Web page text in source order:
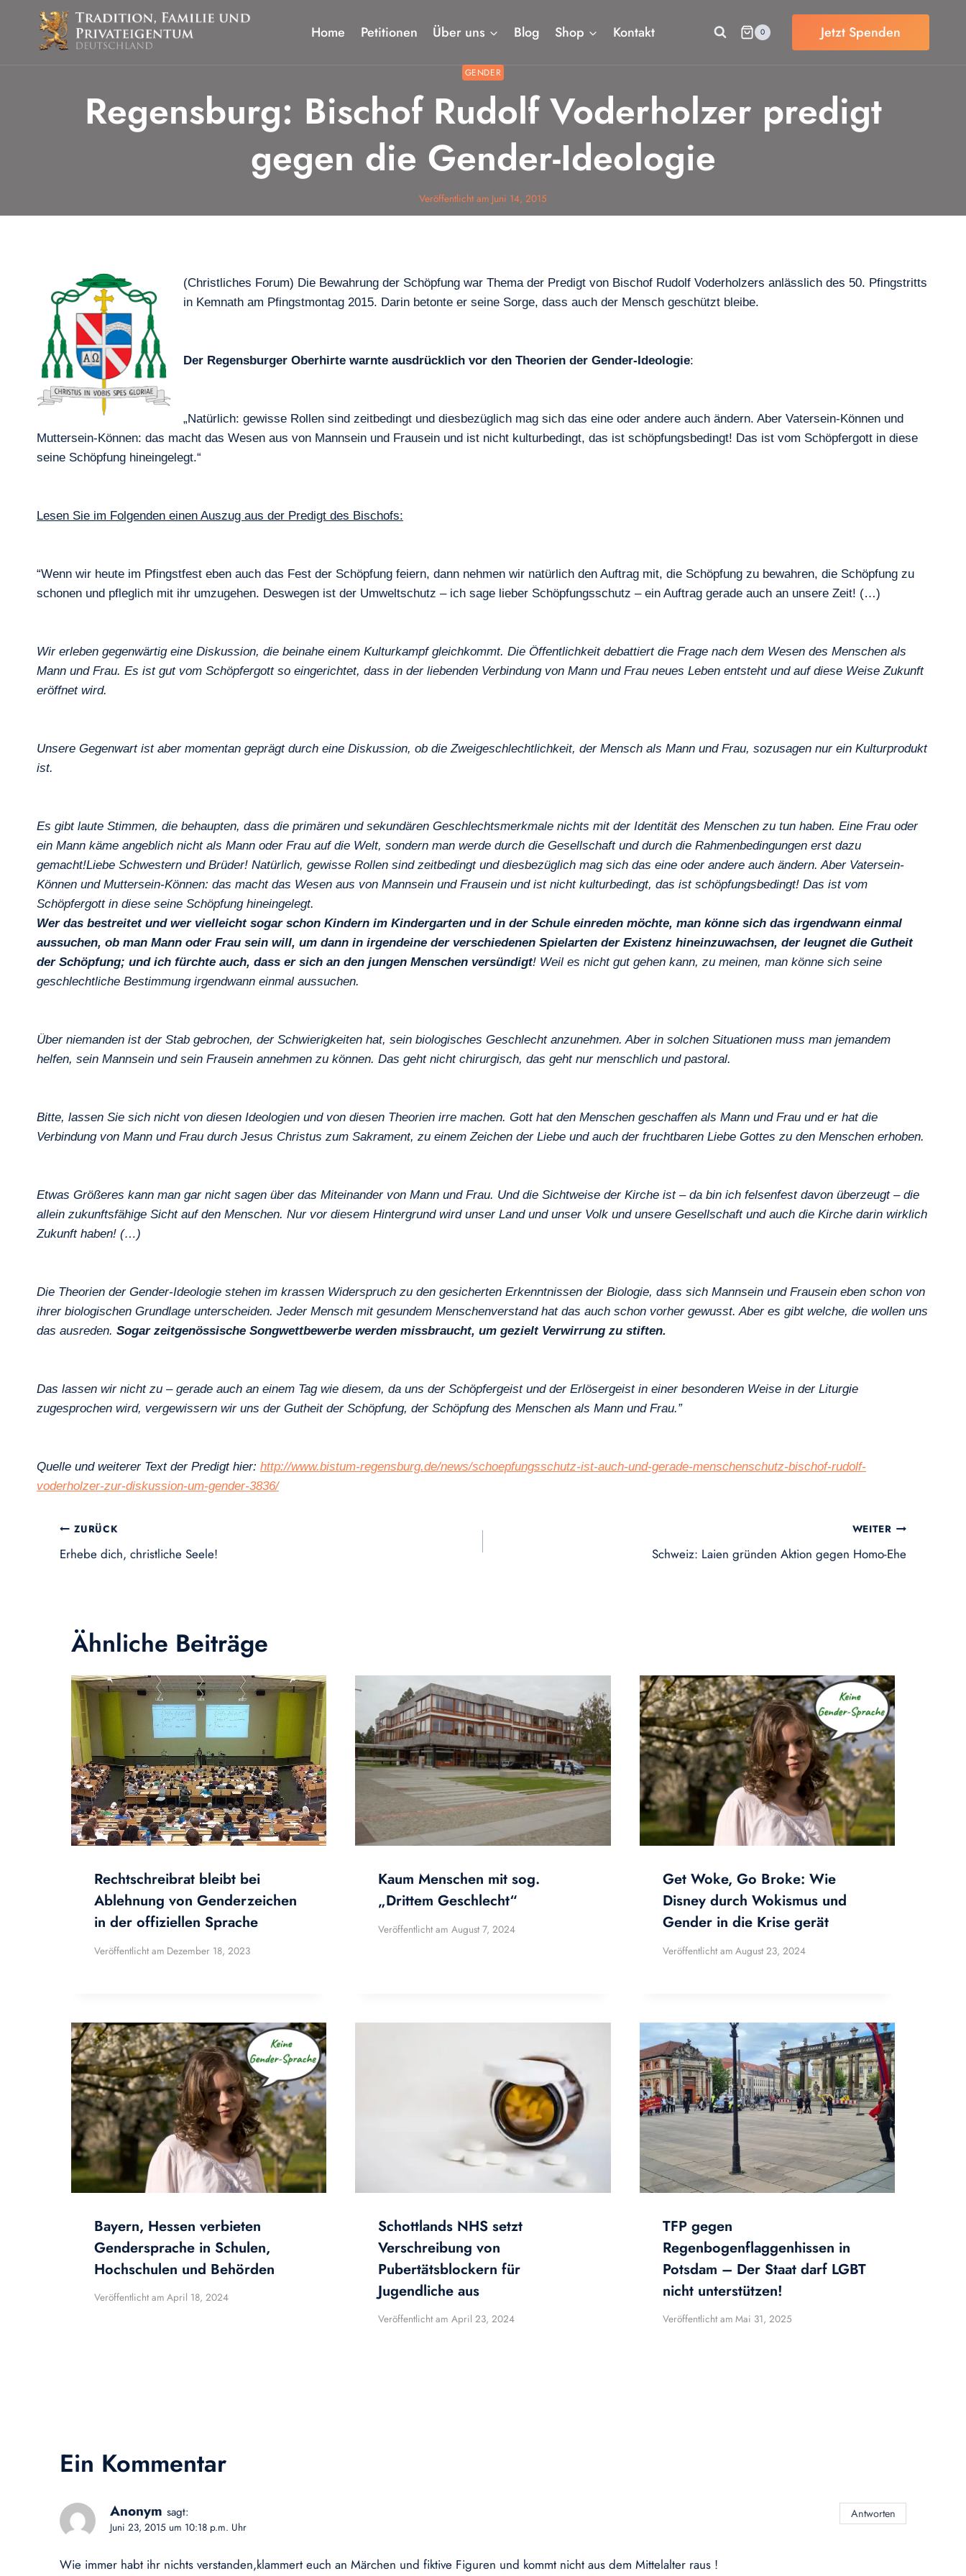
springen
Home Petitionen Über uns Blog Shop Kontakt 0 Jetzt Spenden
GENDER
Regensburg: Bischof Rudolf Voderholzer predigt
gegen die Gender-Ideologie
Veröffentlicht am Juni 14, 2015
(Christliches Forum) Die Bewahrung der Schöpfung war Thema der Predigt von Bischof Rudolf Voderholzers anlässlich des 50. Pfingstritts
in Kemnath am Pfingstmontag 2015. Darin betonte er seine Sorge, dass auch der Mensch geschützt bleibe.
Der Regensburger Oberhirte warnte ausdrücklich vor den Theorien der Gender-Ideologie:
„Natürlich: gewisse Rollen sind zeitbedingt und diesbezüglich mag sich das eine oder andere auch ändern. Aber Vatersein-Können und
Muttersein-Können: das macht das Wesen aus von Mannsein und Frausein und ist nicht kulturbedingt, das ist schöpfungsbedingt! Das ist vom Schöpfergott in diese
seine Schöpfung hineingelegt.“
Lesen Sie im Folgenden einen Auszug aus der Predigt des Bischofs:
“Wenn wir heute im Pfingstfest eben auch das Fest der Schöpfung feiern, dann nehmen wir natürlich den Auftrag mit, die Schöpfung zu bewahren, die Schöpfung zu
schonen und pfleglich mit ihr umzugehen. Deswegen ist der Umweltschutz – ich sage lieber Schöpfungsschutz – ein Auftrag gerade auch an unsere Zeit! (…)
Wir erleben gegenwärtig eine Diskussion, die beinahe einem Kulturkampf gleichkommt. Die Öffentlichkeit debattiert die Frage nach dem Wesen des Menschen als
Mann und Frau. Es ist gut vom Schöpfergott so eingerichtet, dass in der liebenden Verbindung von Mann und Frau neues Leben entsteht und auf diese Weise Zukunft
eröffnet wird.
Unsere Gegenwart ist aber momentan geprägt durch eine Diskussion, ob die Zweigeschlechtlichkeit, der Mensch als Mann und Frau, sozusagen nur ein Kulturprodukt
ist.
Es gibt laute Stimmen, die behaupten, dass die primären und sekundären Geschlechtsmerkmale nichts mit der Identität des Menschen zu tun haben. Eine Frau oder
ein Mann käme angeblich nicht als Mann oder Frau auf die Welt, sondern man werde durch die Gesellschaft und durch die Rahmenbedingungen erst dazu
gemacht!Liebe Schwestern und Brüder! Natürlich, gewisse Rollen sind zeitbedingt und diesbezüglich mag sich das eine oder andere auch ändern. Aber Vatersein-
Können und Muttersein-Können: das macht das Wesen aus von Mannsein und Frausein und ist nicht kulturbedingt, das ist schöpfungsbedingt! Das ist vom
Schöpfergott in diese seine Schöpfung hineingelegt.
Wer das bestreitet und wer vielleicht sogar schon Kindern im Kindergarten und in der Schule einreden möchte, man könne sich das irgendwann einmal
aussuchen, ob man Mann oder Frau sein will, um dann in irgendeine der verschiedenen Spielarten der Existenz hineinzuwachsen, der leugnet die Gutheit
der Schöpfung; und ich fürchte auch, dass er sich an den jungen Menschen versündigt! Weil es nicht gut gehen kann, zu meinen, man könne sich seine
geschlechtliche Bestimmung irgendwann einmal aussuchen.
Über niemanden ist der Stab gebrochen, der Schwierigkeiten hat, sein biologisches Geschlecht anzunehmen. Aber in solchen Situationen muss man jemandem
helfen, sein Mannsein und sein Frausein annehmen zu können. Das geht nicht chirurgisch, das geht nur menschlich und pastoral.
Bitte, lassen Sie sich nicht von diesen Ideologien und von diesen Theorien irre machen. Gott hat den Menschen geschaffen als Mann und Frau und er hat die
Verbindung von Mann und Frau durch Jesus Christus zum Sakrament, zu einem Zeichen der Liebe und auch der fruchtbaren Liebe Gottes zu den Menschen erhoben.
Etwas Größeres kann man gar nicht sagen über das Miteinander von Mann und Frau. Und die Sichtweise der Kirche ist – da bin ich felsenfest davon überzeugt – die
allein zukunftsfähige Sicht auf den Menschen. Nur vor diesem Hintergrund wird unser Land und unser Volk und unsere Gesellschaft und auch die Kirche darin wirklich
Zukunft haben! (…)
Die Theorien der Gender-Ideologie stehen im krassen Widerspruch zu den gesicherten Erkenntnissen der Biologie, dass sich Mannsein und Frausein eben schon von
ihrer biologischen Grundlage unterscheiden. Jeder Mensch mit gesundem Menschenverstand hat das auch schon vorher gewusst. Aber es gibt welche, die wollen uns
das ausreden. Sogar zeitgenössische Songwettbewerbe werden missbraucht, um gezielt Verwirrung zu stiften.
Das lassen wir nicht zu – gerade auch an einem Tag wie diesem, da uns der Schöpfergeist und der Erlösergeist in einer besonderen Weise in der Liturgie
zugesprochen wird, vergewissern wir uns der Gutheit der Schöpfung, der Schöpfung des Menschen als Mann und Frau.”
Quelle und weiterer Text der Predigt hier: http://www.bistum-regensburg.de/news/schoepfungsschutz-ist-auch-und-gerade-menschenschutz-bischof-rudolf-
voderholzer-zur-diskussion-um-gender-3836/
Beitragsnavigation
ZURÜCK
Erhebe dich, christliche Seele!
WEITER
Schweiz: Laien gründen Aktion gegen Homo-Ehe
Ähnliche Beiträge
Rechtschreibrat bleibt bei
Ablehnung von Genderzeichen
in der offiziellen Sprache
Veröffentlicht am Dezember 18, 2023
Kaum Menschen mit sog.
„Drittem Geschlecht“
Veröffentlicht am August 7, 2024
Get Woke, Go Broke: Wie
Disney durch Wokismus und
Gender in die Krise gerät
Veröffentlicht am August 23, 2024
Bayern, Hessen verbieten
Gendersprache in Schulen,
Hochschulen und Behörden
Veröffentlicht am April 18, 2024
Schottlands NHS setzt
Verschreibung von
Pubertätsblockern für
Jugendliche aus
Veröffentlicht am April 23, 2024
TFP gegen
Regenbogenflaggenhissen in
Potsdam – Der Staat darf LGBT
nicht unterstützen!
Veröffentlicht am Mai 31, 2025
Ein Kommentar
Anonym sagt:
Juni 23, 2015 um 10:18 p.m. Uhr
Wie immer habt ihr nichts verstanden,klammert euch an Märchen und fiktive Figuren und kommt nicht aus dem Mittelalter raus !
Antworten